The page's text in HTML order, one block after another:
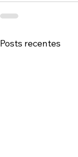
Posts recentes